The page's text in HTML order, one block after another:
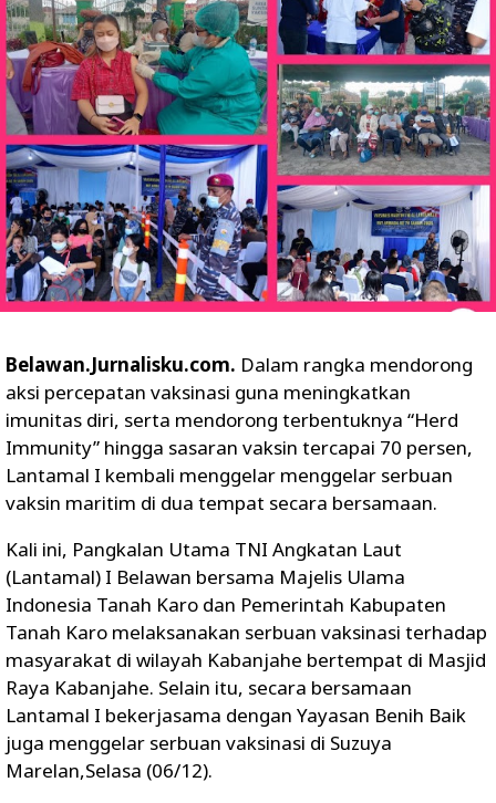
Belawan.Jurnalisku.com. Dalam rangka mendorong
aksi percepatan vaksinasi guna meningkatkan
imunitas diri, serta mendorong terbentuknya “Herd
Immunity” hingga sasaran vaksin tercapai 70 persen,
Lantamal I kembali menggelar menggelar serbuan
vaksin maritim di dua tempat secara bersamaan.
Kali ini, Pangkalan Utama TNI Angkatan Laut
(Lantamal) I Belawan bersama Majelis Ulama
Indonesia Tanah Karo dan Pemerintah Kabupaten
Tanah Karo melaksanakan serbuan vaksinasi terhadap
masyarakat di wilayah Kabanjahe bertempat di Masjid
Raya Kabanjahe. Selain itu, secara bersamaan
Lantamal I bekerjasama dengan Yayasan Benih Baik
juga menggelar serbuan vaksinasi di Suzuya
Marelan,Selasa (06/12).